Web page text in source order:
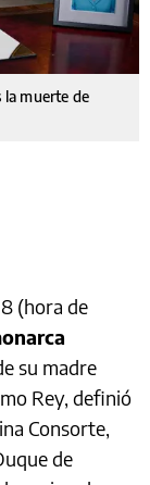
la muerte de
(hora de
su madre
Rey, definió
Consorte,
de